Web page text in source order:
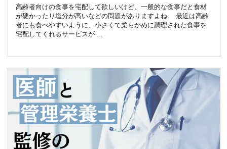
高齢者向けの食事を宅配して欲しいけど、一般的な食事だと食材
が硬かったり塩分が高いなどの問題がありますよね。 最近は高齢
者にも食べやすいように、小さくて柔らかめに調理された食事を
宅配してくれるサービスが ...